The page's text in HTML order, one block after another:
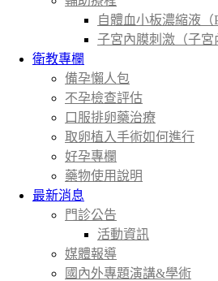
自體血小板濃縮液（
子宮內膜刺激（子宮
衛教專欄
備孕懶人包
不孕檢查評估
口服排卵藥治療
取卵植入手術如何進行
好孕專欄
藥物使用說明
最新消息
門診公告
活動資訊
媒體報導
國內外專題演講&學術